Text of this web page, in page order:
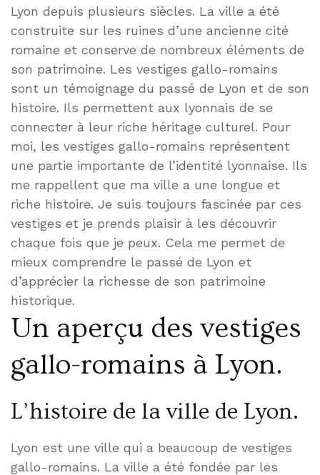
Lyon depuis plusieurs siècles. La ville a été
construite sur les ruines d’une ancienne cité
romaine et conserve de nombreux éléments de
son patrimoine. Les vestiges gallo-romains
sont un témoignage du passé de Lyon et de son
histoire. Ils permettent aux lyonnais de se
connecter à leur riche héritage culturel. Pour
moi, les vestiges gallo-romains représentent
une partie importante de l’identité lyonnaise. Ils
me rappellent que ma ville a une longue et
riche histoire. Je suis toujours fascinée par ces
vestiges et je prends plaisir à les découvrir
chaque fois que je peux. Cela me permet de
mieux comprendre le passé de Lyon et
d’apprécier la richesse de son patrimoine
historique.
Un aperçu des vestiges
gallo-romains à Lyon.
L’histoire de la ville de Lyon.
Lyon est une ville qui a beaucoup de vestiges
gallo-romains. La ville a été fondée par les